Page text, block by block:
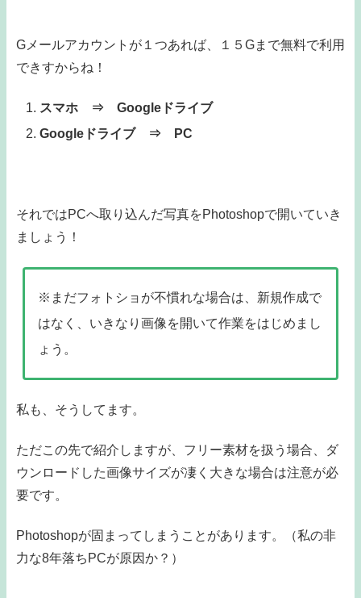
Gメールアカウントが１つあれば、１５Gまで無料で利用
できすからね！
スマホ ⇒ Googleドライブ
Googleドライブ ⇒ PC
それではPCへ取り込んだ写真をPhotoshopで開いていき
ましょう！
※まだフォトショが不慣れな場合は、新規作成で
はなく、いきなり画像を開いて作業をはじめまし
ょう。
私も、そうしてます。
ただこの先で紹介しますが、フリー素材を扱う場合、ダ
ウンロードした画像サイズが凄く大きな場合は注意が必
要です。
Photoshopが固まってしまうことがあります。（私の非
力な8年落ちPCが原因か？）